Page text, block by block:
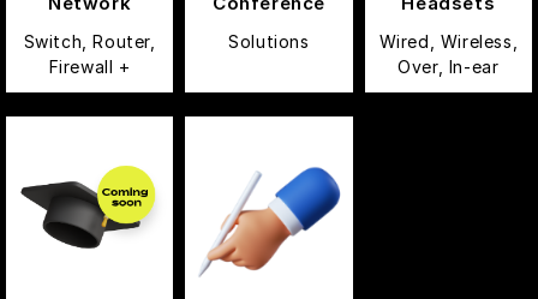
Switch, Router,
Firewall +
Solutions
Wired, Wireless,
Over, In-ear